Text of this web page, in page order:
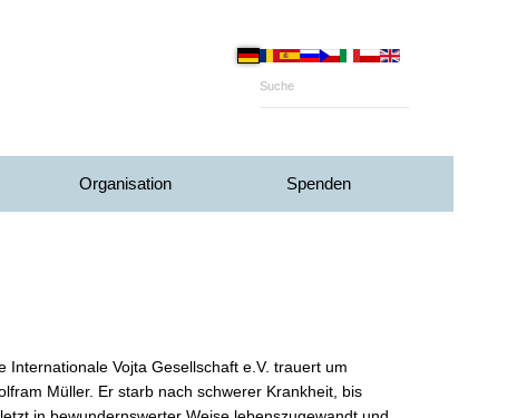
Organisation Spenden
Internationale Vojta Gesellschaft e.V. trauert um
Müller. Er starb nach schwerer Krankheit, bis